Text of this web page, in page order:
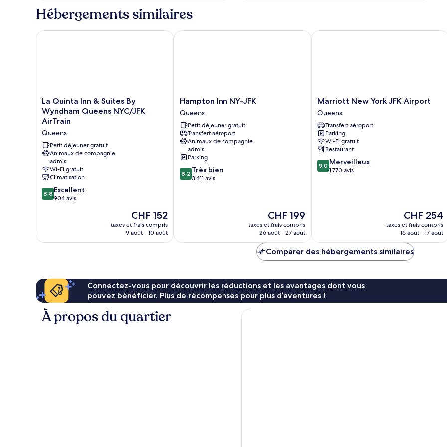
DOUBLE
type
de
STANDARD
TWO
STANDARD
Hébergements similaires
La
Quinta
Inn
&
Suites
By
Wyndham
Queens
NYC/JFK
AirTrain
Queens
La Quinta Inn & Suites By
Wyndham Queens NYC/JFK
AirTrain
Queens
Petit déjeuner gratuit
Animaux de compagnie
admis
Wi-Fi gratuit
Climatisation
8.8
sur
8,8 Excellent
904 avis
Le
nouveau
prix
CHF 152
taxes et frais compris
9 août - 10 août
La Quinta Inn & Suites By Wyndham Queens NYC/JFK AirTrain
Hampton
Inn
NY-
JFK
Queens
Hampton Inn NY-JFK
Queens
Petit déjeuner gratuit
Transfert aéroport
Animaux de compagnie
admis
Parking
8.2
sur
8,2 Très bien
3 411 avis
Le
nouveau
prix
de
CHF 199
CHF 199
taxes et frais compris
26 août - 27 août
Hampton Inn NY-JFK
Marriott
New
York
JFK
Airport
Queens
Marriott New York JFK Airport
Queens
Transfert aéroport
Parking
Wi-Fi gratuit
Restaurant
9.0
sur
9,0 Merveilleux
1 770 avis
Le
nouveau
prix
de
CHF 254
CHF 254
taxes et frais compris
16 août - 17 août
Marriott New York JFK Airport
Comparer des hébergements similaires
Connectez-vous pour découvrir les réductions et les avantages dont vous
pouvez bénéficier. Plus de récompenses pour plus d’aventures !
À propos du quartier